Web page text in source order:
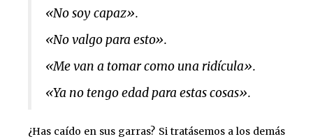
«No soy capaz».
«No valgo para esto».
«Me van a tomar como una ridícula».
«Ya no tengo edad para estas cosas».
¿Has caído en sus garras? Si tratásemos a los demás